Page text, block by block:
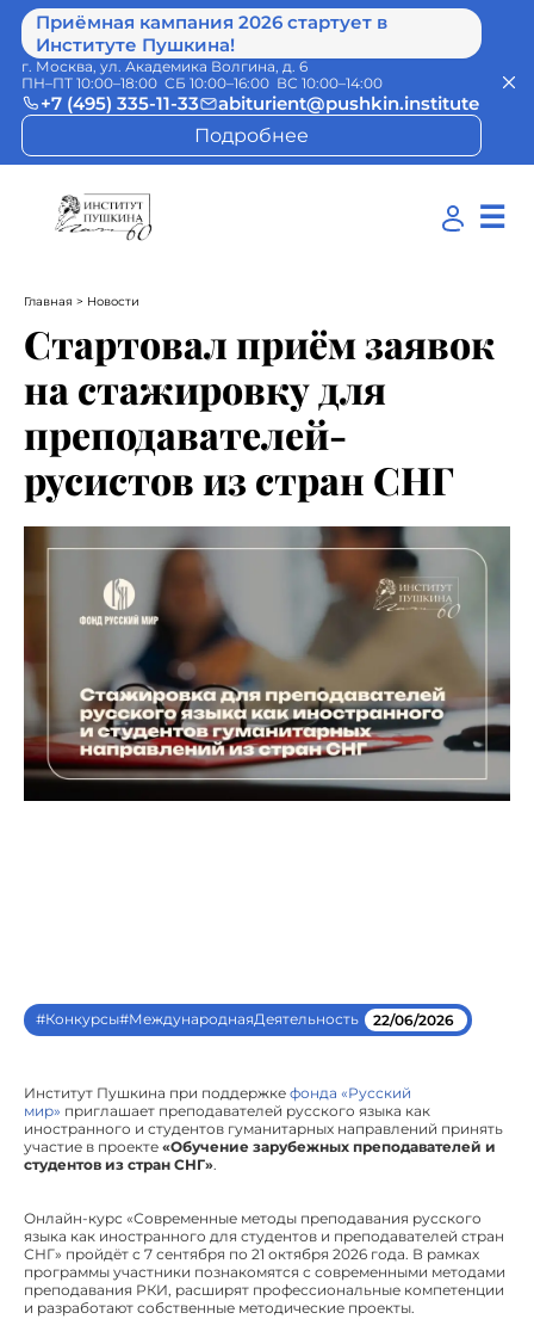
Приёмная кампания 2026 стартует в
Институте Пушкина!
г. Москва, ул. Академика Волгина, д. 6
ПН–ПТ 10:00–18:00 СБ 10:00–16:00 ВС 10:00–14:00
+7 (495) 335-11-33
abiturient@pushkin.institute
Подробнее
☰
Главная > Новости
Стартовал приём заявок
на стажировку для
преподавателей-
русистов из стран СНГ
#Конкурсы#МеждународнаяДеятельность 22/06/2026
Институт Пушкина при поддержке фонда «Русский
мир» приглашает преподавателей русского языка как
иностранного и студентов гуманитарных направлений принять
участие в проекте «Обучение зарубежных преподавателей и
студентов из стран СНГ».
Онлайн-курс «Современные методы преподавания русского
языка как иностранного для студентов и преподавателей стран
СНГ» пройдёт с 7 сентября по 21 октября 2026 года. В рамках
программы участники познакомятся с современными методами
преподавания РКИ, расширят профессиональные компетенции
и разработают собственные методические проекты.